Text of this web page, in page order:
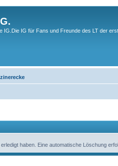
IG.Die IG für Fans und Freunde des LT der
haben. Eine automatische Löschung